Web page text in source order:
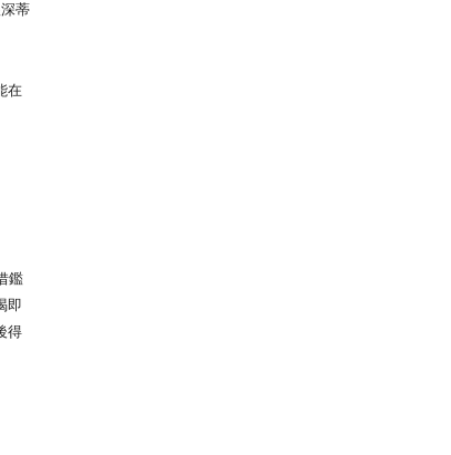
蒂
在
鑑
即
得